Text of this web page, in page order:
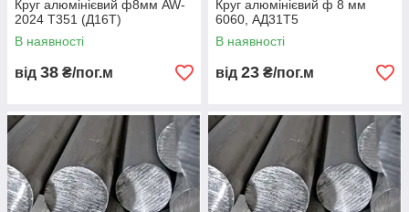
Круг алюмінієвий ф8мм AW-
2024 Т351 (Д16Т)
В наявності
від 38 ₴/пог.м
Круг алюмінієвий ф 8 мм
6060, АД31Т5
В наявності
від 23 ₴/пог.м